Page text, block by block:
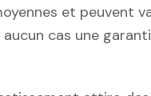
et peuvent
cas une